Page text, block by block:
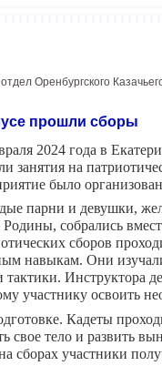
Оренбургского
прошли сборы
2024 года в
занятия на
было
парни и девушки,
Родины, собрались
сборов
навыкам. Они
тактики. Инструктора
участнику освоить
Кадеты
тело и развить
сборах участники